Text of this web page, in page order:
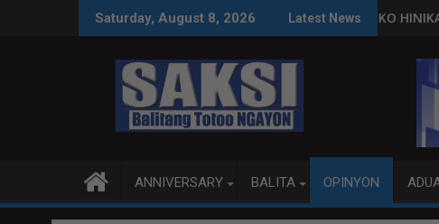
Saturday, August 8, 2026 Latest News
NA SUSPENDIHIN IMPLEMENTASYON NG RPVARA
PUBLIKO HINIKAYAT NI SPEAKER DY NA
ANNIVERSARY BALITA OPINYON